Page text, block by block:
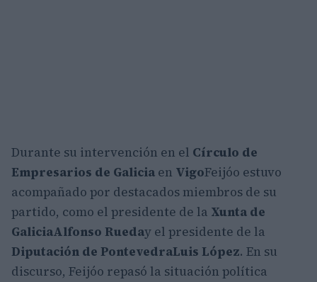
Durante su intervención en el Círculo de
Empresarios de Galicia en VigoFeijóo estuvo
acompañado por destacados miembros de su
partido, como el presidente de la Xunta de
GaliciaAlfonso Rueday el presidente de la
Diputación de PontevedraLuis López. En su
discurso, Feijóo repasó la situación política